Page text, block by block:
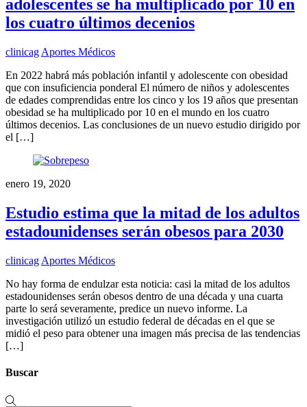
adolescentes se ha multiplicado por 10 en
los cuatro últimos decenios
clinicag Aportes Médicos
En 2022 habrá más población infantil y adolescente con obesidad
que con insuficiencia ponderal El número de niños y adolescentes
de edades comprendidas entre los cinco y los 19 años que presentan
obesidad se ha multiplicado por 10 en el mundo en los cuatro
últimos decenios. Las conclusiones de un nuevo estudio dirigido por
el […]
enero 19, 2020
Estudio estima que la mitad de los adultos
estadounidenses serán obesos para 2030
clinicag Aportes Médicos
No hay forma de endulzar esta noticia: casi la mitad de los adultos
estadounidenses serán obesos dentro de una década y una cuarta
parte lo será severamente, predice un nuevo informe. La
investigación utilizó un estudio federal de décadas en el que se
midió el peso para obtener una imagen más precisa de las tendencias
[…]
Buscar